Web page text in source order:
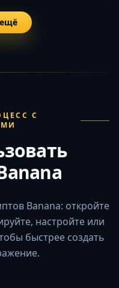
С
Banana: откройте
настройте или
быстрее создать